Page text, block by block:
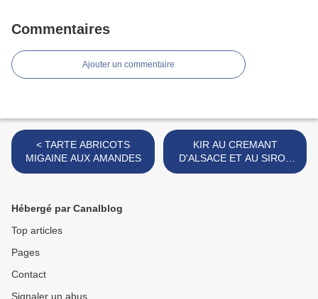
Commentaires
Ajouter un commentaire
< TARTE ABRICOTS
MIGAINE AUX AMANDES
KIR AU CREMANT
D'ALSACE ET AU SIROP
DE FOIN >
Hébergé par Canalblog
Top articles
Pages
Contact
Signaler un abus